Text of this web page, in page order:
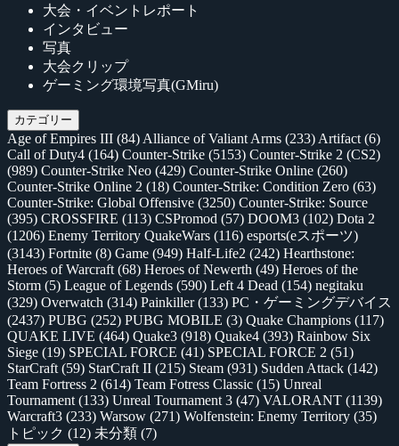
大会・イベントレポート
インタビュー
写真
大会クリップ
ゲーミング環境写真(GMiru)
カテゴリー
Age of Empires III (84) Alliance of Valiant Arms (233) Artifact (6)
Call of Duty4 (164) Counter-Strike (5153) Counter-Strike 2 (CS2)
(989) Counter-Strike Neo (429) Counter-Strike Online (260)
Counter-Strike Online 2 (18) Counter-Strike: Condition Zero (63)
Counter-Strike: Global Offensive (3250) Counter-Strike: Source
(395) CROSSFIRE (113) CSPromod (57) DOOM3 (102) Dota 2
(1206) Enemy Territory QuakeWars (116) esports(eスポーツ)
(3143) Fortnite (8) Game (949) Half-Life2 (242) Hearthstone:
Heroes of Warcraft (68) Heroes of Newerth (49) Heroes of the
Storm (5) League of Legends (590) Left 4 Dead (154) negitaku
(329) Overwatch (314) Painkiller(133) PC・ゲーミングデバイス
(2437) PUBG (252) PUBG MOBILE (3) Quake Champions (117)
QUAKE LIVE (464) Quake3 (918) Quake4 (393) Rainbow Six
Siege (19) SPECIAL FORCE (41) SPECIAL FORCE 2 (51)
StarCraft (59) StarCraft II (215) Steam (931) Sudden Attack (142)
Team Fortress 2 (614) Team Fotress Classic (15) Unreal
Tournament (133) Unreal Tournament 3 (47) VALORANT (1139)
Warcraft3 (233) Warsow (271) Wolfenstein: Enemy Territory (35)
トピック (12) 未分類 (7)